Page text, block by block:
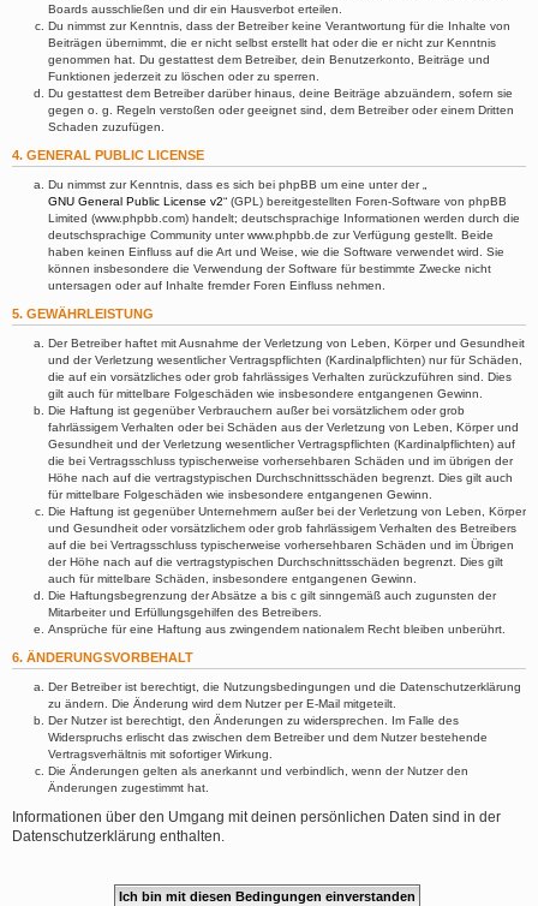
Boards ausschließen und dir ein Hausverbot erteilen.
Du nimmst zur Kenntnis, dass der Betreiber keine Verantwortung für die Inhalte von
Beiträgen übernimmt, die er nicht selbst erstellt hat oder die er nicht zur Kenntnis
genommen hat. Du gestattest dem Betreiber, dein Benutzerkonto, Beiträge und
Funktionen jederzeit zu löschen oder zu sperren.
Du gestattest dem Betreiber darüber hinaus, deine Beiträge abzuändern, sofern sie
gegen o. g. Regeln verstoßen oder geeignet sind, dem Betreiber oder einem Dritten
Schaden zuzufügen.
4. GENERAL PUBLIC LICENSE
Du nimmst zur Kenntnis, dass es sich bei phpBB um eine unter der „
GNU General Public License v2“ (GPL) bereitgestellten Foren-Software von phpBB
Limited (www.phpbb.com) handelt; deutschsprachige Informationen werden durch die
deutschsprachige Community unter www.phpbb.de zur Verfügung gestellt. Beide
haben keinen Einfluss auf die Art und Weise, wie die Software verwendet wird. Sie
können insbesondere die Verwendung der Software für bestimmte Zwecke nicht
untersagen oder auf Inhalte fremder Foren Einfluss nehmen.
5. GEWÄHRLEISTUNG
Der Betreiber haftet mit Ausnahme der Verletzung von Leben, Körper und Gesundheit
und der Verletzung wesentlicher Vertragspflichten (Kardinalpflichten) nur für Schäden,
die auf ein vorsätzliches oder grob fahrlässiges Verhalten zurückzuführen sind. Dies
gilt auch für mittelbare Folgeschäden wie insbesondere entgangenen Gewinn.
Die Haftung ist gegenüber Verbrauchern außer bei vorsätzlichem oder grob
fahrlässigem Verhalten oder bei Schäden aus der Verletzung von Leben, Körper und
Gesundheit und der Verletzung wesentlicher Vertragspflichten (Kardinalpflichten) auf
die bei Vertragsschluss typischerweise vorhersehbaren Schäden und im übrigen der
Höhe nach auf die vertragstypischen Durchschnittsschäden begrenzt. Dies gilt auch
für mittelbare Folgeschäden wie insbesondere entgangenen Gewinn.
Die Haftung ist gegenüber Unternehmern außer bei der Verletzung von Leben, Körper
und Gesundheit oder vorsätzlichem oder grob fahrlässigem Verhalten des Betreibers
auf die bei Vertragsschluss typischerweise vorhersehbaren Schäden und im Übrigen
der Höhe nach auf die vertragstypischen Durchschnittsschäden begrenzt. Dies gilt
auch für mittelbare Schäden, insbesondere entgangenen Gewinn.
Die Haftungsbegrenzung der Absätze a bis c gilt sinngemäß auch zugunsten der
Mitarbeiter und Erfüllungsgehilfen des Betreibers.
Ansprüche für eine Haftung aus zwingendem nationalem Recht bleiben unberührt.
6. ÄNDERUNGSVORBEHALT
Der Betreiber ist berechtigt, die Nutzungsbedingungen und die Datenschutzerklärung
zu ändern. Die Änderung wird dem Nutzer per E-Mail mitgeteilt.
Der Nutzer ist berechtigt, den Änderungen zu widersprechen. Im Falle des
Widerspruchs erlischt das zwischen dem Betreiber und dem Nutzer bestehende
Vertragsverhältnis mit sofortiger Wirkung.
Die Änderungen gelten als anerkannt und verbindlich, wenn der Nutzer den
Änderungen zugestimmt hat.
Informationen über den Umgang mit deinen persönlichen Daten sind in der
Datenschutzerklärung enthalten.